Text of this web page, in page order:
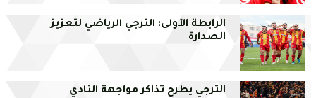
الرابطة الأولى: الترجي الرياضي لتعزيز
الصدارة
الترجي يطرح تذاكر مواجهة النادي